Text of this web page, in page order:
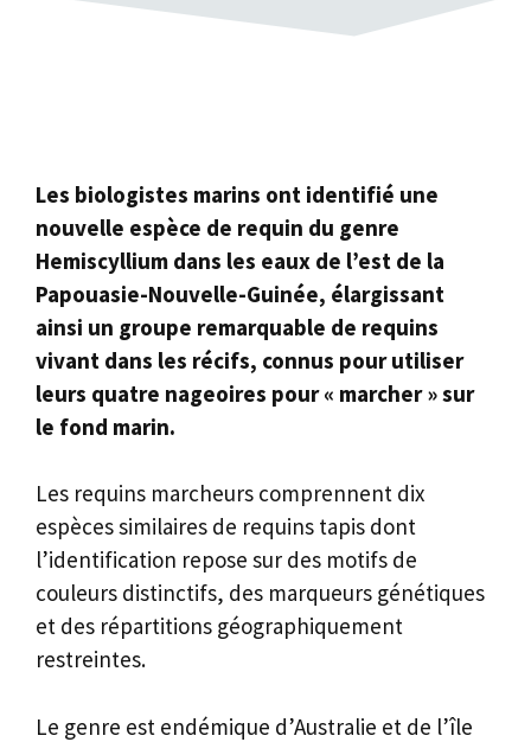
Les biologistes marins ont identifié une
nouvelle espèce de requin du genre
Hemiscyllium dans les eaux de l’est de la
Papouasie-Nouvelle-Guinée, élargissant
ainsi un groupe remarquable de requins
vivant dans les récifs, connus pour utiliser
leurs quatre nageoires pour « marcher » sur
le fond marin.
Les requins marcheurs comprennent dix
espèces similaires de requins tapis dont
l’identification repose sur des motifs de
couleurs distinctifs, des marqueurs génétiques
et des répartitions géographiquement
restreintes.
Le genre est endémique d’Australie et de l’île